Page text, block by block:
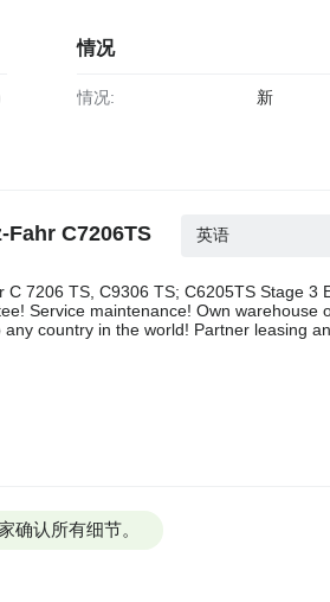
情况
情况: 新
Fahr C7206TS 英语
C 7206 TS, С9306 TS; С6205TS Stage
Service maintenance! Own
country in the world! Partner leasing
确认所有细节。